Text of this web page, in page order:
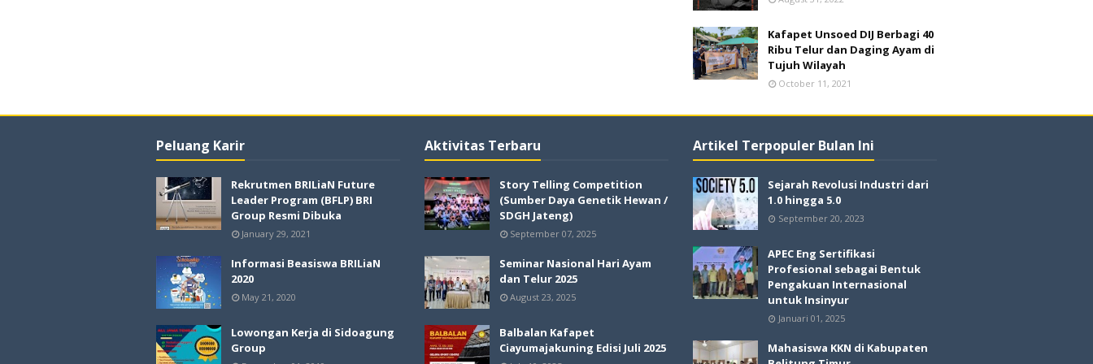
Kafapet Unsoed DIJ Berbagi 40
Ribu Telur dan Daging Ayam di
Tujuh Wilayah
October 11, 2021
Peluang Karir
Rekrutmen BRILiaN Future
Leader Program (BFLP) BRI
Group Resmi Dibuka
January 29, 2021
Informasi Beasiswa BRILiaN
2020
May 21, 2020
Lowongan Kerja di Sidoagung
Group
Aktivitas Terbaru
Story Telling Competition
(Sumber Daya Genetik Hewan /
SDGH Jateng)
September 07, 2025
Seminar Nasional Hari Ayam
dan Telur 2025
August 23, 2025
Balbalan Kafapet
Ciayumajakuning Edisi Juli 2025
Artikel Terpopuler Bulan Ini
Sejarah Revolusi Industri dari
1.0 hingga 5.0
September 20, 2023
APEC Eng Sertifikasi
Profesional sebagai Bentuk
Pengakuan Internasional
untuk Insinyur
Januari 01, 2025
Mahasiswa KKN di Kabupaten